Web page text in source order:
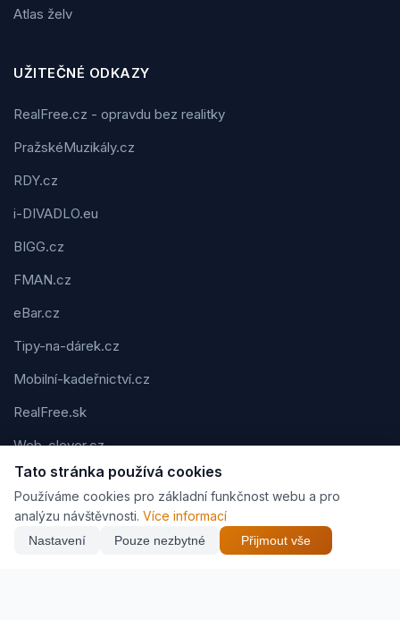
Atlas želv
UŽITEČNÉ ODKAZY
RealFree.cz - opravdu bez realitky
PražskéMuzikály.cz
RDY.cz
i-DIVADLO.eu
BIGG.cz
FMAN.cz
eBar.cz
Tipy-na-dárek.cz
Mobilní-kadeřnictví.cz
RealFree.sk
Web-clever.cz
Kvízov.cz
Karavaning.net
CVčko.eu
Tato stránka používá cookies
Používáme cookies pro základní funkčnost webu a pro
analýzu návštěvnosti. Více informací
Nastavení Pouze nezbytné Přijmout vše